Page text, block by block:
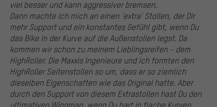
viel besser und kann aggressiver bremsen.
Dann machte ich mich an einen 'extra' Stollen, der Dir
mehr Support und ein konstantes Gefühl gibt, wenn Du
das Bike in der Kurve auf die Außenstollen legst. Da
kommen wir schon zu meinem Lieblingsreifen - dem
HighRoller. Die Maxxis Ingenieure und ich formten den
HighRoller Seitenstollen so um, dass er so ziemlich
dieselben Eigenschaften wie das Original hatte. Aber
durch den Support von diesem Extrastollen hast Du den
ultimativen Wingman, wenn Du hart in flache Kurven